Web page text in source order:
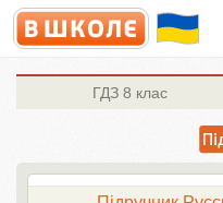
ГДЗ 8 клас